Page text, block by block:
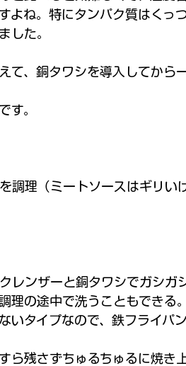
よね。特にタンパク質はくっ
した。
て、銅タワシを導入してから
す。
理（ミートソースはギリい
ンザーと銅タワシでガシガ
理の途中で洗うこともできる
いタイプなので、鉄フライパン
ら残さずちゅるちゅるに焼き